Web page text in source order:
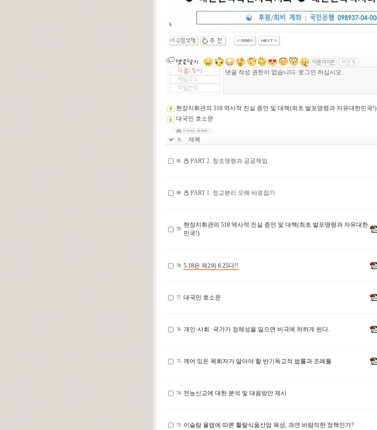
현장지휘관의 518 역사적 진실 증언 및 대책(최초 발포명령과 자유대한민국!)
대국민 호소문
N 제목
81 PART 2. 창조명령과 공공책임
80 PART 1. 정교분리 오해 바로잡기
79
현장지휘관의 518 역사적 진실 증언 및 대책(최초 발포명령과 자유대한
민국!)
78 5.18은 제2의 6.25다!!
77 대국민 호소문
76 개인·사회 ·국가가 정체성을 잃으면 비극에 처하게 된다.
75 깨어 있든 목회자가 알아야 할 반기독교적 법률과 조례틀
74 전능신교에 대한 분석 및 대음방안 제시
73 이슬람 율법에 따른 활랄식품산업 육성, 과연 바람직한 정책인가?